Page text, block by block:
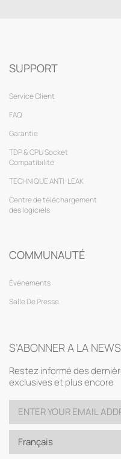
SUPPORT
Service Client
FAQ
Garantie
TDP & CPU Socket
Compatibilité
TECHNIQUE ANTI-LEAK
Centre de téléchargement
des logiciels
COMMUNAUTÉ
Événements
Salle De Presse
S’ABONNER A LA
Restez informé des
exclusives et plus encore
Français